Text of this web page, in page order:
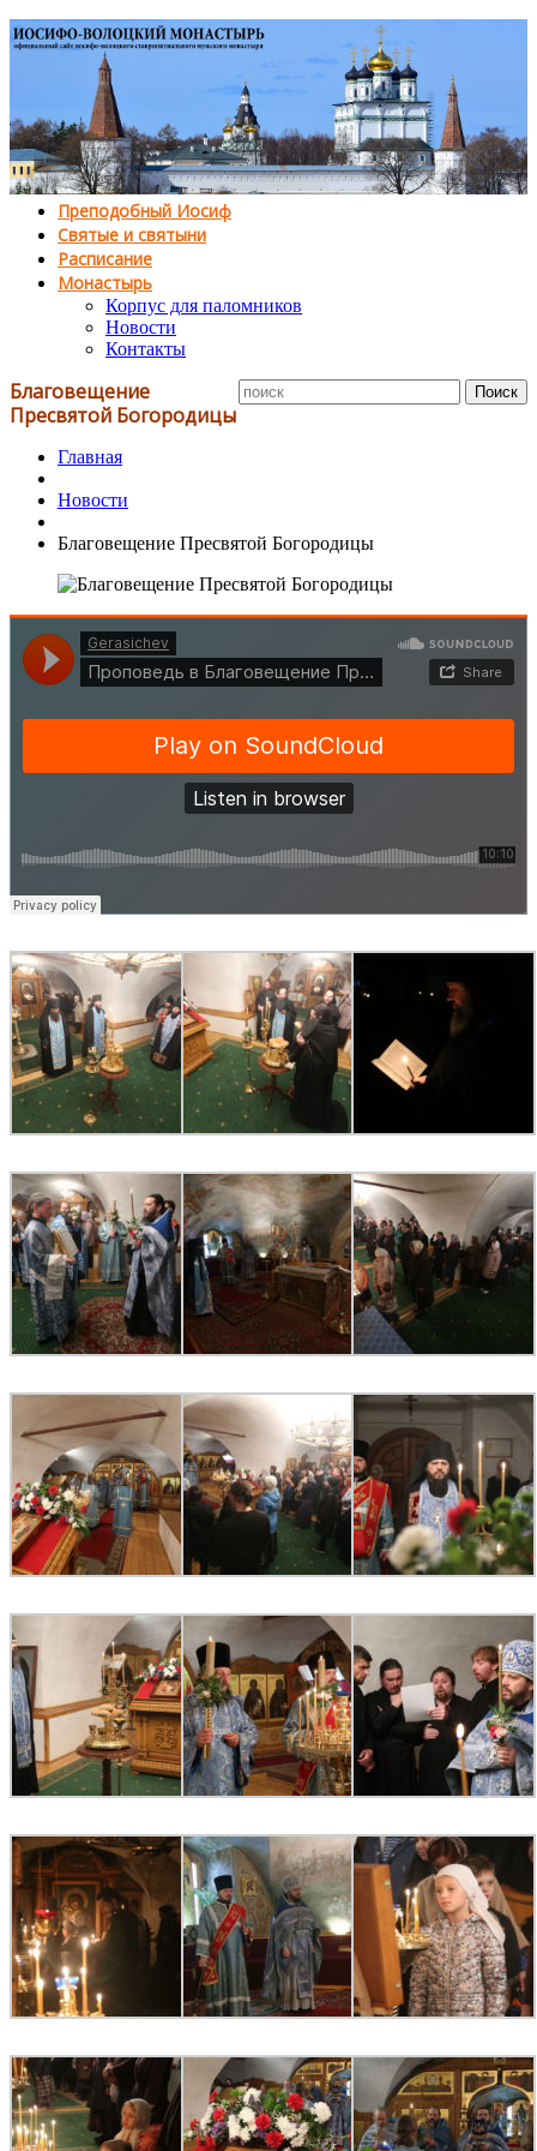
Преподобный Иосиф
Святые и святыни
Расписание
Монастырь
Корпус для паломников
Новости
Контакты
Благовещение
Пресвятой Богородицы
Главная
Новости
Благовещение Пресвятой Богородицы